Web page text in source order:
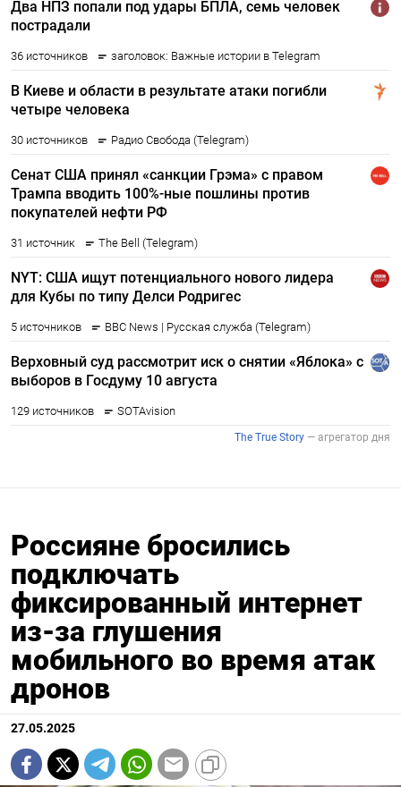
Россияне бросились
подключать
фиксированный интернет
из-за глушения
мобильного во время атак
дронов
27.05.2025